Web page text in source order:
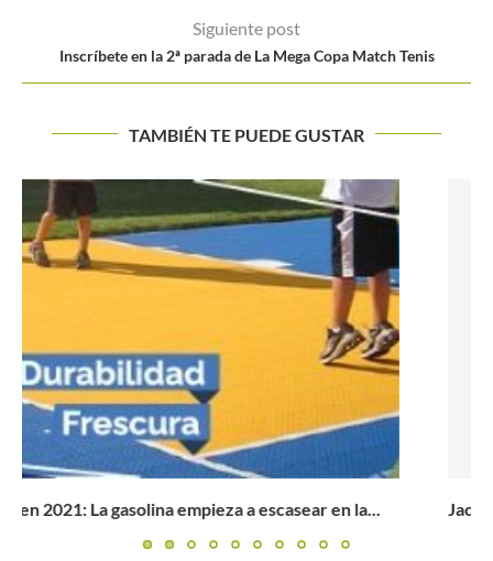
Siguiente post
Inscríbete en la 2ª parada de La Mega Copa Match Tenis
TAMBIÉN TE PUEDE GUSTAR
Jack Draper da la campanada venciendo al 23 del mundo...